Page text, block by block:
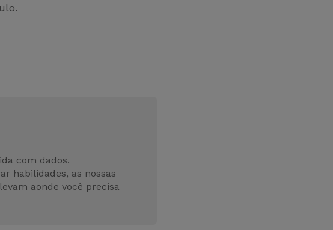
com dados.
habilidades, as nossas
aonde você precisa